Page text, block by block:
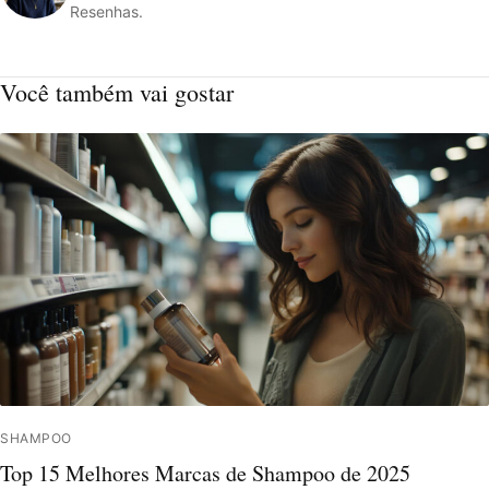
Resenhas.
Você também vai gostar
SHAMPOO
Top 15 Melhores Marcas de Shampoo de 2025